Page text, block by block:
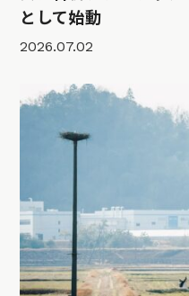
として始動
2026.07.02